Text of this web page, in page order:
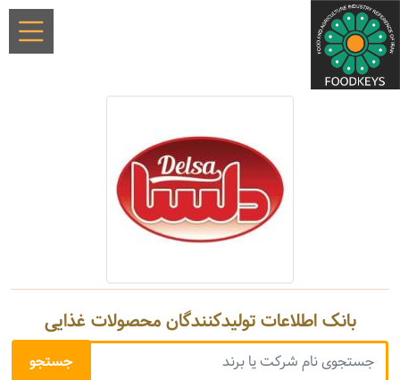
بانک اطلاعات تولیدکنندگان محصولات غذایی